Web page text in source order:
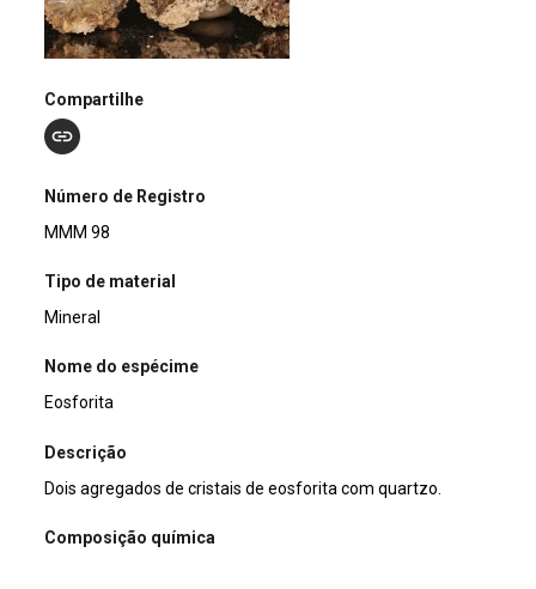
Compartilhe
Número de Registro
MMM 98
Tipo de material
Mineral
Nome do espécime
Eosforita
Descrição
Dois agregados de cristais de eosforita com quartzo.
Composição química